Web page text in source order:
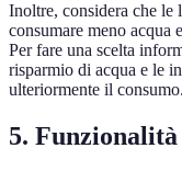
Inoltre, considera che le
consumare meno acqua
Per fare una scelta
risparmio di acqua e le
ulteriormente il consumo.
5.